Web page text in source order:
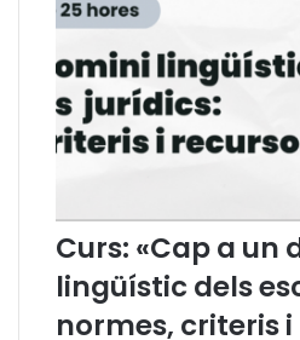
s
i
d
e
e
n
u
a
e
i
l
ò
i
c
Curs: «Cap a un
lingüístic dels
normes, criteris i